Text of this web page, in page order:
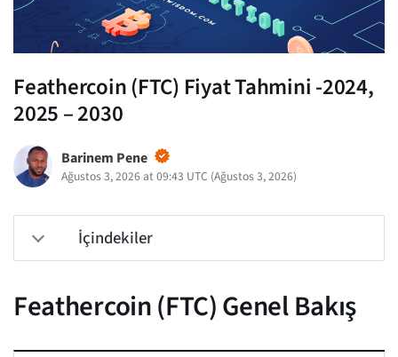
Feathercoin (FTC) Fiyat Tahmini -2024,
2025 – 2030
Barinem Pene
Ağustos 3, 2026 at 09:43 UTC (Ağustos 3, 2026)
İçindekiler
Feathercoin (FTC) Genel Bakış